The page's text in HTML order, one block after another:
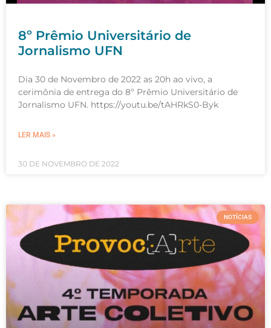
8º Prêmio Universitário de
Jornalismo UFN
Dia 30 de Novembro de 2022 as 20h ao vivo, a
cerimônia de entrega do 8º Prêmio Universitário de
Jornalismo UFN. https://youtu.be/tAHRkS0-Byk
LER MAIS »
30 DE NOVEMBRO DE 2022
NOTÍCIAS